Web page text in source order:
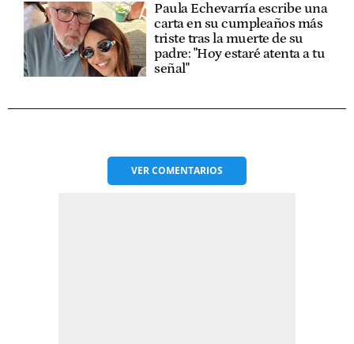
Paula Echevarría escribe una
carta en su cumpleaños más
triste tras la muerte de su
padre: "Hoy estaré atenta a tu
señal"
VERCOMENTARIOS